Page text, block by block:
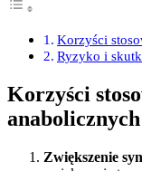
Korzyści
Ryzyko i
Korzyści
Zwiększenie